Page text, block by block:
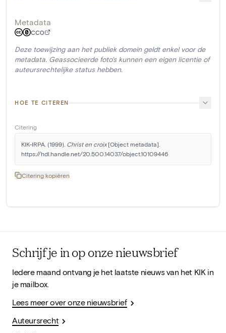
Metadata
CC0
Deze toewijzing aan het publiek domein geldt enkel voor de
metadata. Geassocieerde foto's kunnen een eigen licentie of
auteursrechtelijke status hebben.
HOE TE CITEREN
Citering
KIK-IRPA. (1999). Christ en croix [Object metadata].
https://hdl.handle.net/20.500.14037/object.10109446
Citering kopiëren
Schrijf je in op onze nieuwsbrief
Iedere maand ontvang je het laatste nieuws van het KIK in
je mailbox.
Lees meer over onze nieuwsbrief
Auteursrecht